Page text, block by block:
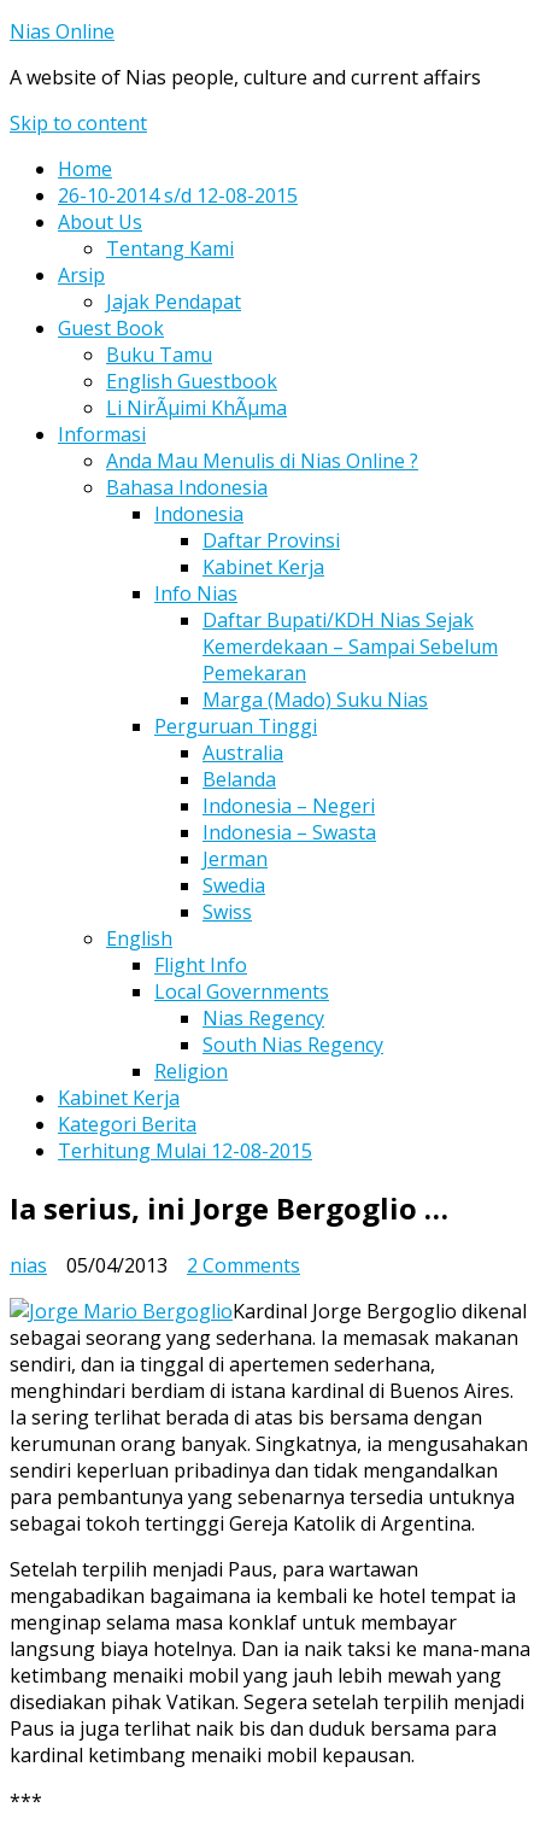
Nias Online
A website of Nias people, culture and current affairs
Skip to content
Home
26-10-2014 s/d 12-08-2015
About Us
Tentang Kami
Arsip
Jajak Pendapat
Guest Book
Buku Tamu
English Guestbook
Li NirÃµimi KhÃµma
Informasi
Anda Mau Menulis di Nias Online ?
Bahasa Indonesia
Indonesia
Daftar Provinsi
Kabinet Kerja
Info Nias
Daftar Bupati/KDH Nias Sejak
Kemerdekaan – Sampai Sebelum
Pemekaran
Marga (Mado) Suku Nias
Perguruan Tinggi
Australia
Belanda
Indonesia – Negeri
Indonesia – Swasta
Jerman
Swedia
Swiss
English
Flight Info
Local Governments
Nias Regency
South Nias Regency
Religion
Kabinet Kerja
Kategori Berita
Terhitung Mulai 12-08-2015
Ia serius, ini Jorge Bergoglio …
nias 05/04/2013 2 Comments
serius,
ini
Jorge
Bergoglio
…
Kardinal Jorge Bergoglio dikenal
sebagai seorang yang sederhana. Ia memasak makanan
sendiri, dan ia tinggal di apertemen sederhana,
menghindari berdiam di istana kardinal di Buenos Aires.
Ia sering terlihat berada di atas bis bersama dengan
kerumunan orang banyak. Singkatnya, ia mengusahakan
sendiri keperluan pribadinya dan tidak mengandalkan
para pembantunya yang sebenarnya tersedia untuknya
sebagai tokoh tertinggi Gereja Katolik di Argentina.
Setelah terpilih menjadi Paus, para wartawan
mengabadikan bagaimana ia kembali ke hotel tempat ia
menginap selama masa konklaf untuk membayar
langsung biaya hotelnya. Dan ia naik taksi ke mana-mana
ketimbang menaiki mobil yang jauh lebih mewah yang
disediakan pihak Vatikan. Segera setelah terpilih menjadi
Paus ia juga terlihat naik bis dan duduk bersama para
kardinal ketimbang menaiki mobil kepausan.
***